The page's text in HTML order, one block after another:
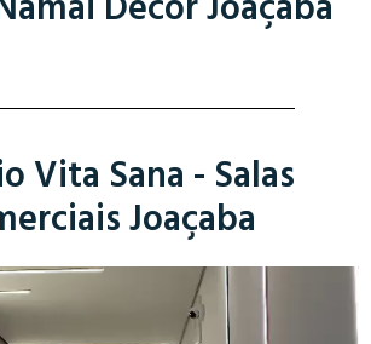
Vita Sana - Salas
Joaçaba